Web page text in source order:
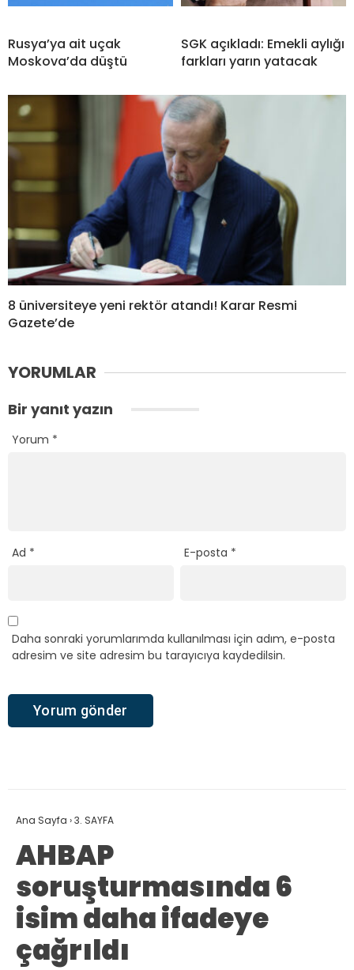
Rusya’ya ait uçak
Moskova’da düştü
SGK açıkladı: Emekli aylığı
farkları yarın yatacak
8 üniversiteye yeni rektör atandı! Karar Resmi
Gazete’de
YORUMLAR
Bir yanıt yazın
Yorum *
Ad * E-posta *
Daha sonraki yorumlarımda kullanılması için adım, e-posta
adresim ve site adresim bu tarayıcıya kaydedilsin.
Ana Sayfa ›3. SAYFA
AHBAP
soruşturmasında 6
isim daha ifadeye
çağrıldı